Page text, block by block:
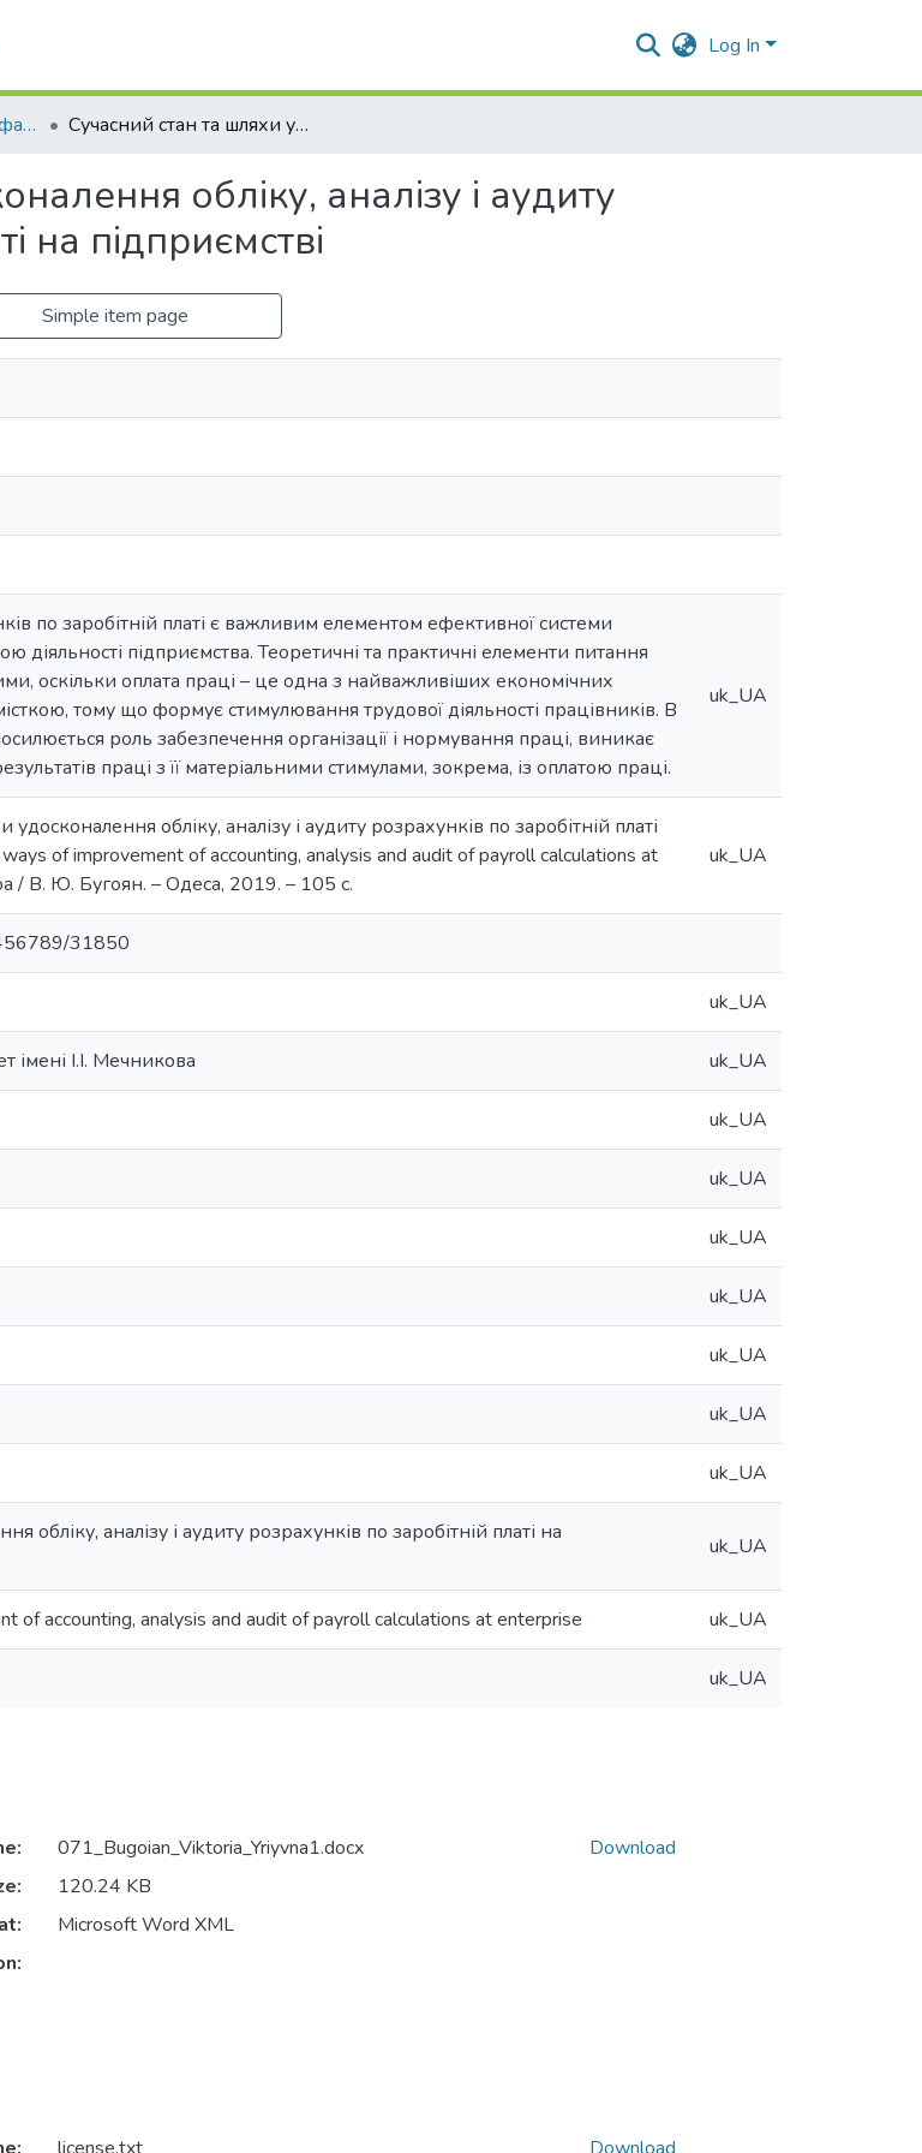
Log In
Економіко-правовий факультет Сучасний стан та шляхи удосконалення обліку, аналізу і аудиту розрахунків по заробітній платі на підприємстві
обліку, аналізу і аудиту
на підприємстві
Simple item page
по заробітній платі є важливим елементом ефективної системи
діяльності підприємства. Теоретичні та практичні елементи питання
оскільки оплата праці – це одна з найважливіших економічних
тому що формує стимулювання трудової діяльності працівників. В
роль забезпечення організації і нормування праці, виникає
праці з її матеріальними стимулами, зокрема, із оплатою праці.
uk_UA
обліку, аналізу і аудиту розрахунків по заробітній платі
of improvement of accounting, analysis and audit of payroll calculations at
/ В. Ю. Бугоян. – Одеса, 2019. – 105 с.
uk_UA
31850
uk_UA
імені І.І. Мечникова uk_UA
uk_UA
uk_UA
uk_UA
uk_UA
uk_UA
uk_UA
uk_UA
обліку, аналізу і аудиту розрахунків по заробітній платі на
uk_UA
of accounting, analysis and audit of payroll calculations at enterprise uk_UA
uk_UA
071_Bugoian_Viktoria_Yriyvna1.docx
120.24 KB
Microsoft Word XML
Download